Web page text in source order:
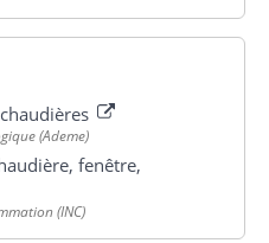
(Ademe)
fenêtre,
(INC)